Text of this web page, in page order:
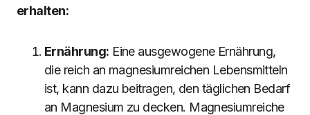
erhalten:
Ernährung: Eine ausgewogene Ernährung,
die reich an magnesiumreichen Lebensmitteln
ist, kann dazu beitragen, den täglichen Bedarf
an Magnesium zu decken. Magnesiumreiche